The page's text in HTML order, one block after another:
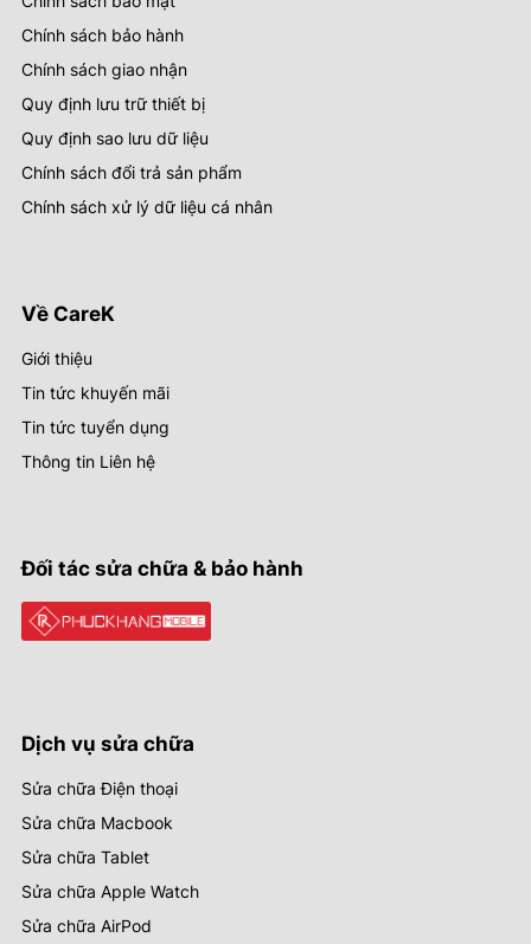
Chính sách bảo hành
Chính sách giao nhận
Quy định lưu trữ thiết bị
Quy định sao lưu dữ liệu
Chính sách đổi trả sản phẩm
Chính sách xử lý dữ liệu cá nhân
Về CareK
Giới thiệu
Tin tức khuyến mãi
Tin tức tuyển dụng
Thông tin Liên hệ
Đối tác sửa chữa & bảo hành
Dịch vụ sửa chữa
Sửa chữa Điện thoại
Sửa chữa Macbook
Sửa chữa Tablet
Sửa chữa Apple Watch
Sửa chữa AirPod